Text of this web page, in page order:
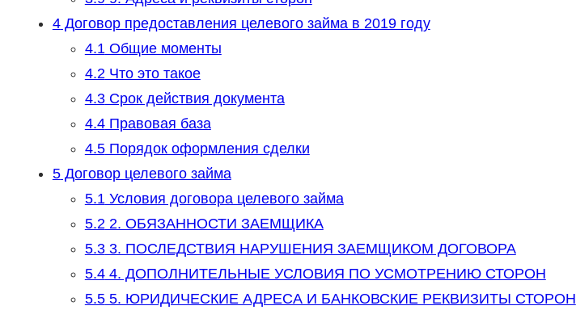
4Договор предоставления целевого займа в 2019 году
4.1Общие моменты
4.2Что это такое
4.3Срок действия документа
4.4Правовая база
4.5Порядок оформления сделки
5Договор целевого займа
5.1Условия договора целевого займа
5.22. ОБЯЗАННОСТИ ЗАЕМЩИКА
5.33. ПОСЛЕДСТВИЯ НАРУШЕНИЯ ЗАЕМЩИКОМ ДОГОВОРА
5.44. ДОПОЛНИТЕЛЬНЫЕ УСЛОВИЯ ПО УСМОТРЕНИЮ СТОРОН
5.55. ЮРИДИЧЕСКИЕ АДРЕСА И БАНКОВСКИЕ РЕКВИЗИТЫ СТОРОН